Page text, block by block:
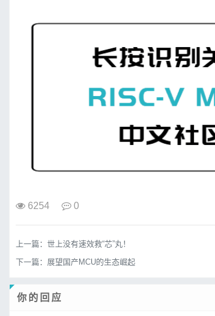
6254 0
上一篇： 世上没有速效救“芯”丸！
下一篇： 展望国产MCU的生态崛起
你的回应